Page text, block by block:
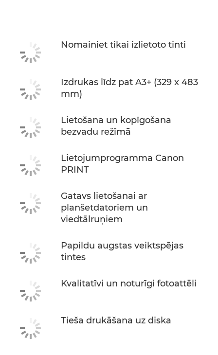
Nomainiet tikai izlietoto tinti
Izdrukas līdz pat A3+ (329 x 483
mm)
Lietošana un kopīgošana
bezvadu režīmā
Lietojumprogramma Canon
PRINT
Gatavs lietošanai ar
planšetdatoriem un
viedtālruņiem
Papildu augstas veiktspējas
tintes
Kvalitatīvi un noturīgi fotoattēli
Tieša drukāšana uz diska